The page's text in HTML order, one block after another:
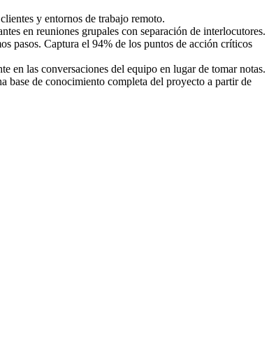
y entornos de trabajo remoto.
en reuniones grupales con separación de interlocutores.
pasos. Captura el 94% de los puntos de acción críticos
en las conversaciones del equipo en lugar de tomar notas.
base de conocimiento completa del proyecto a partir de